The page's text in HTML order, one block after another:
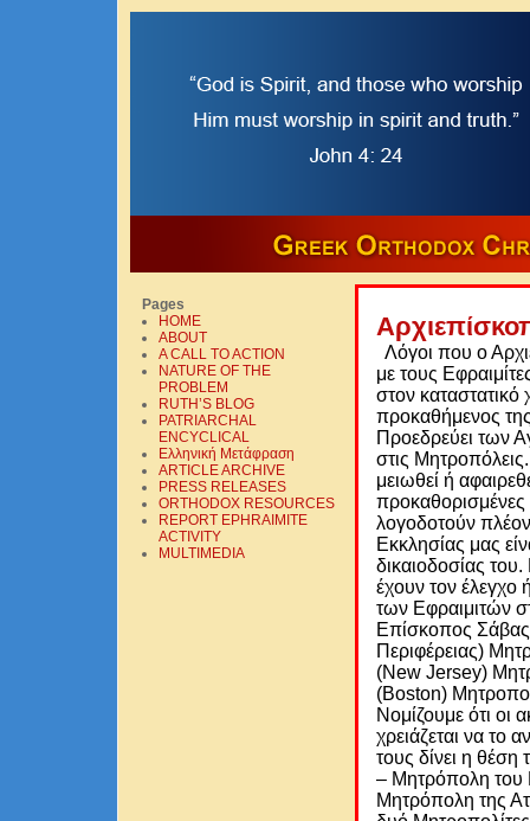
Pages
HOME
ABOUT
A CALL TO ACTION
NATURE OF THE
PROBLEM
RUTH’S BLOG
PATRIARCHAL
ENCYCLICAL
Ελληνική Mετάφραση
ARTICLE ARCHIVE
PRESS RELEASES
ORTHODOX RESOURCES
REPORT EPHRAIMITE
ACTIVITY
MULTIMEDIA
Λόγοι που ο
με τους
στον
προκαθήμενος
Προεδρεύει των
στις
μειωθεί ή
προκαθορισμένες
λογοδοτούν
Eκκλησίας μας
δικαιοδοσίας
έχουν τον έλεγχο
των Εφραιμιτών
Επίσκοπος
Περιφέρειας)
(New Jersey)
(Boston)
Νομίζουμε ότι οι
χρειάζεται να το
τους δίνει η θέση
– Μητρόπολη του
Μητρόπολη της